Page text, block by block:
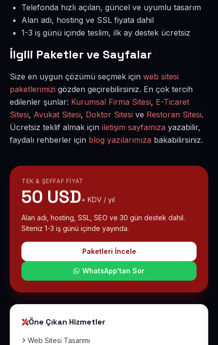
Telefonda hızlı açılan, güncel ve uyumlu tasarım
Alan adı, hosting ve SSL fiyata dahil
1-3 iş günü içinde teslim, ilk ay destek ücretsiz
İlgili Paketler ve Sayfalar
Size en uygun çözümü seçmek için web sitesi
paketlerimizi gözden geçirebilirsiniz. En çok tercih
edilenler şunlar: Kurumsal Firma Sitesi, E-Ticaret
Sitesi, Avukat Sitesi, Doktor Sitesi ve Restoran Sitesi.
Ücretsiz teklif almak için iletişim sayfamıza yazabilir,
faydalı rehberler için blog yazılarımıza bakabilirsiniz.
TEK & ŞEFFAF FIYAT
50 USD+ KDV / yıl
Alan adı, hosting, SSL, SEO ve 30 gün destek dahil.
Siteniz 1-3 iş günü içinde yayında.
Paketleri İncele
WhatsApp'tan Sor
Öne Çıkan Hizmetler
Web Sitesi Tasarımı